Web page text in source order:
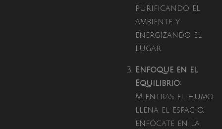
purificando el
ambiente y
energizando el
lugar.
Enfoque en el
Equilibrio:
Mientras el humo
llena el espacio,
enfócate en la